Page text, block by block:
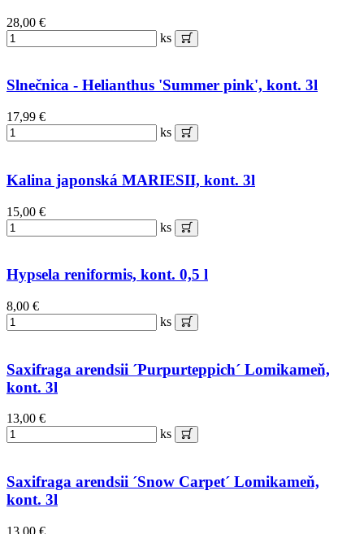
28,00 €
ks
Slnečnica - Helianthus 'Summer pink', kont. 3l
17,99 €
ks
Kalina japonská MARIESII, kont. 3l
15,00 €
ks
Hypsela reniformis, kont. 0,5 l
8,00 €
ks
Saxifraga arendsii ´Purpurteppich´ Lomikameň,
kont. 3l
13,00 €
ks
Saxifraga arendsii ´Snow Carpet´ Lomikameň,
kont. 3l
13,00 €